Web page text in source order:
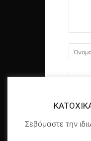
Σεβόμαστε την